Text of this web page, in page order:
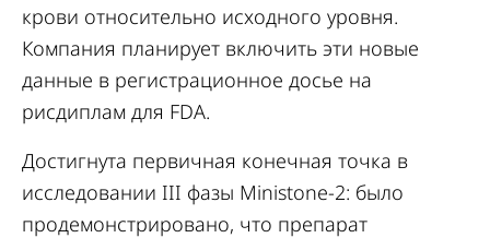
крови относительно исходного уровня.
Компания планирует включить эти новые
данные в регистрационное досье на
рисдиплам для FDA.
Достигнута первичная конечная точка в
исследовании III фазы Ministone-2: было
продемонстрировано, что препарат